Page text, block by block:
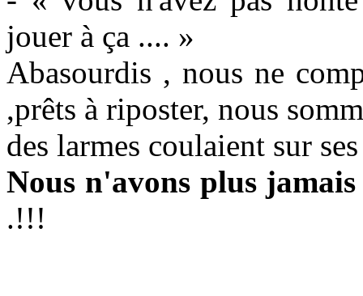
jouer à ça .... »
Abasourdis , nous ne
,prêts à riposter, nous
des larmes coulaient sur
Nous n'avons plus
.!!!